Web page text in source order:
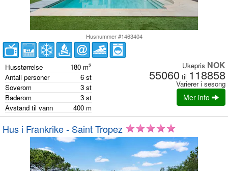
Husnummer #1463404
Husstørrelse 180 m2
Antall personer 6 st
Soverom
3 st
Baderom
3 st
Avstand til vann
400 m
Ukepris NOK
55060 til 118858
Varierer i sesong
Mer info
Hus i Frankrike - Saint Tropez